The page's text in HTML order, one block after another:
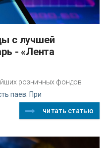
- «Лента
розничных фондов
паев. При
читать статью